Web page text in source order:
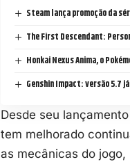
Steam lança promoção da
The First Descendant:
Honkai Nexus Anima, o
Genshin Impact: versão 5.7
Desde seu
tem melhorado
as mecânicas do